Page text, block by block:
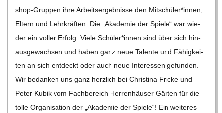
shop-Grup­­pen ihre Arbeits­er­geb­nisse den Mitschüler*innen,
Eltern und Lehr­kräf­ten. Die „Aka­de­mie der Spiele“ war wie­
der ein vol­ler Erfolg. Viele Schüler*innen sind über sich hin­
aus­ge­wach­sen und haben ganz neue Talente und Fähig­kei­
ten an sich ent­deckt oder auch neue Inter­es­sen gefun­den.
Wir bedan­ken uns ganz herz­lich bei Chris­tina Fri­cke und
Peter Kubik vom Fach­be­reich Her­ren­häu­ser Gär­ten für die
tolle Orga­ni­sa­tion der „Aka­de­mie der Spiele“! Ein wei­te­res